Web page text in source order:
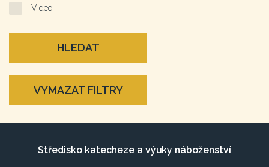
Video
HLEDAT
VYMAZAT FILTRY
Středisko katecheze a výuky náboženství